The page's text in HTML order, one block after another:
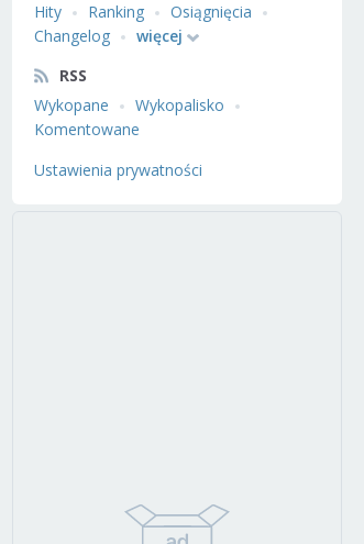
Hity
Ranking
Osiągnięcia
Changelog
więcej
RSS
Wykopane
Wykopalisko
Komentowane
Ustawienia prywatności